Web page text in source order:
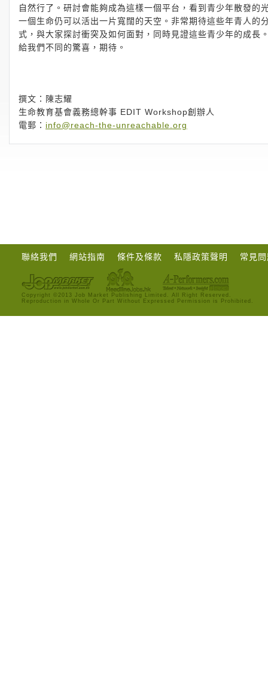
自然行了。研討會能夠成為這樣一個平台，看到青少年散發
一個生命仍可以活出一片寬闊的天空。非常期待這些年青人
式，與大家探討衝突及如何面對，同時見證這些青少年的成
給我們不同的驚喜，期待。
撰文：陳志耀
生命教育基會義務總幹事 EDIT Workshop創辦人
電郵： info@reach-the-unreachable.org
聯絡我們 網站指南 條件及條款 私隱政策聲明 常見
Copyright ©2013 Job Market Publishing Limited. All Right Reserved.
Reproduction in Whole Or Part Without Expressed Permission is Prohibited.